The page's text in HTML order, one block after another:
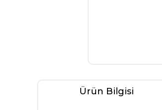
Ürün Bilgisi